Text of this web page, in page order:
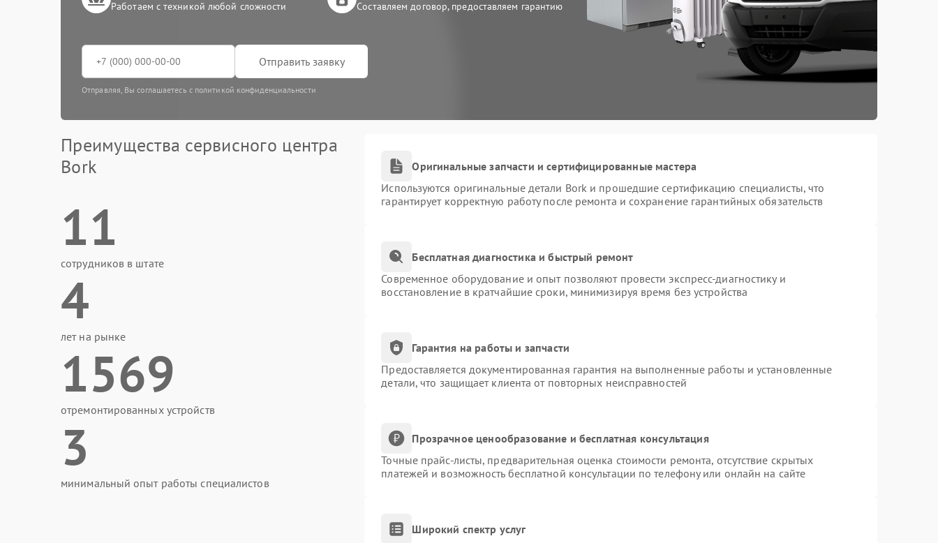
Работаем с техникой любой сложности Составляем договор, предоставляем гарантию
Отправить заявку
Отправляя, Вы соглашаетесь с политикой конфиденциальности
Преимущества сервисного центра
Bork
11
сотрудников в штате
4
лет на рынке
1569
отремонтированных устройств
3
минимальный опыт работы специалистов
Оригинальные запчасти и сертифицированные мастера
Используются оригинальные детали Bork и прошедшие сертификацию специалисты, что
гарантирует корректную работу после ремонта и сохранение гарантийных обязательств
Бесплатная диагностика и быстрый ремонт
Современное оборудование и опыт позволяют провести экспресс-диагностику и
восстановление в кратчайшие сроки, минимизируя время без устройства
Гарантия на работы и запчасти
Предоставляется документированная гарантия на выполненные работы и установленные
детали, что защищает клиента от повторных неисправностей
Прозрачное ценообразование и бесплатная консультация
Точные прайс-листы, предварительная оценка стоимости ремонта, отсутствие скрытых
платежей и возможность бесплатной консультации по телефону или онлайн на сайте
Широкий спектр услуг